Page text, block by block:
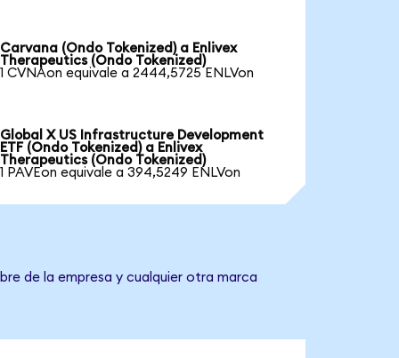
Carvana (Ondo Tokenized) a Enlivex
Therapeutics (Ondo Tokenized)
1 CVNAon equivale a 2444,5725 ENLVon
Global X US Infrastructure Development
ETF (Ondo Tokenized) a Enlivex
Therapeutics (Ondo Tokenized)
1 PAVEon equivale a 394,5249 ENLVon
de la empresa y cualquier otra marca